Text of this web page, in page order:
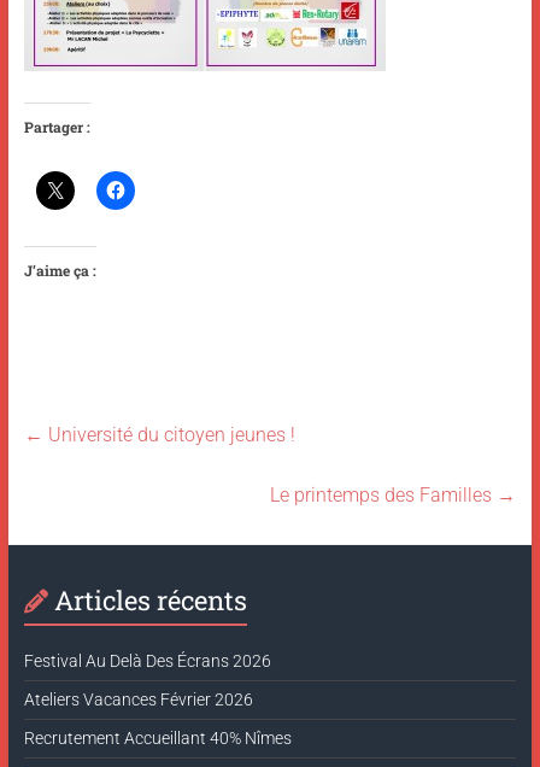
Partager :
J’aime ça :
← Université du citoyen jeunes !
Le printemps des Familles →
Articles récents
Festival Au Delà Des Écrans 2026
Ateliers Vacances Février 2026
Recrutement Accueillant 40% Nîmes